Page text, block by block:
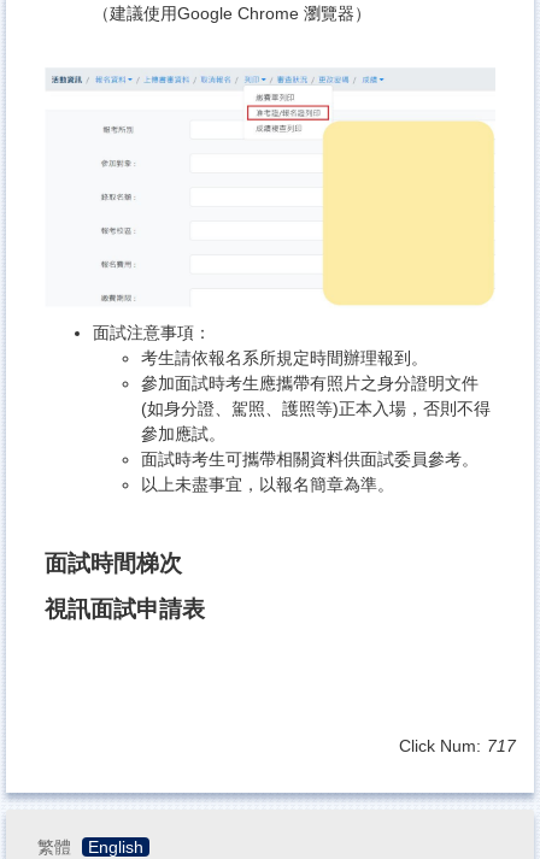
（建議使用Google Chrome 瀏覽器）
面試注意事項：
考生請依報名系所規定時間辦理報到。
參加面試時考生應攜帶有照片之身分證明文件
(如身分證、駕照、護照等)正本入場，否則不得
參加應試。
面試時考生可攜帶相關資料供面試委員參考。
以上未盡事宜，以報名簡章為準。
面試時間梯次
視訊面試申請表
Click Num: 717
繁體 English